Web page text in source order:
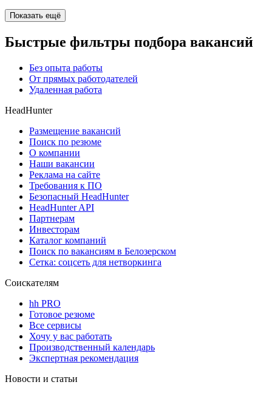
Показать ещё
Быстрые фильтры подбора вакансий
Без опыта работы
От прямых работодателей
Удаленная работа
HeadHunter
Размещение вакансий
Поиск по резюме
О компании
Наши вакансии
Реклама на сайте
Требования к ПО
Безопасный HeadHunter
HeadHunter API
Партнерам
Инвесторам
Каталог компаний
Поиск по вакансиям в Белозерском
Сетка: соцсеть для нетворкинга
Соискателям
hh PRO
Готовое резюме
Все сервисы
Хочу у вас работать
Производственный календарь
Экспертная рекомендация
Новости и статьи